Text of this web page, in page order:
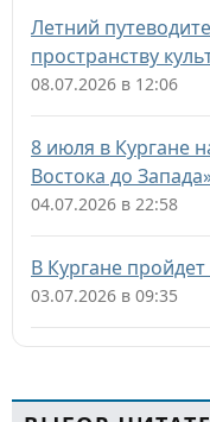
Летний
пространству
08.07.2026 в 12:06
8 июля в Кургане
Востока до
04.07.2026 в 22:58
В Кургане
03.07.2026 в 09:35